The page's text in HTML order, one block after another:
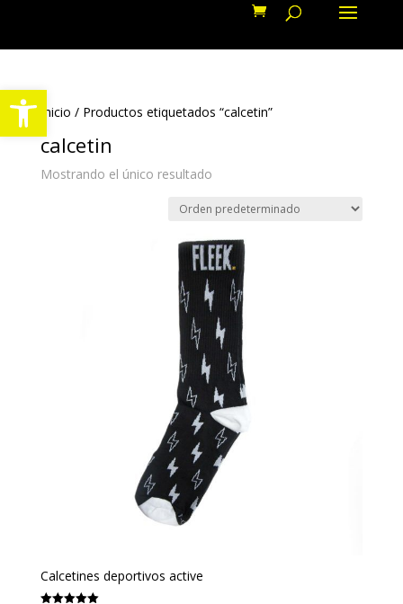
Abrir barra de herramientas
Inicio / Productos etiquetados “calcetin”
calcetin
Mostrando el único resultado
Calcetines deportivos active